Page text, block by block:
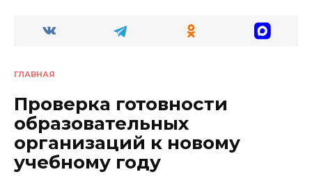
ГЛАВНАЯ
Проверка готовности
образовательных
организаций к новому
учебному году